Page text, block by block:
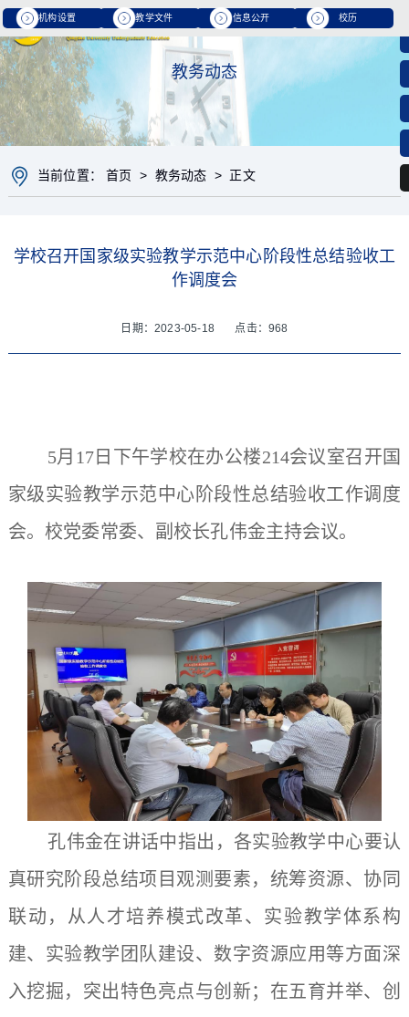
机构设置 教学文件 信息公开 校历
教务动态
当前位置：首页 > 教务动态 > 正文
学校召开国家级实验教学示范中心阶段性总结验收工
作调度会
日期：2023-05-18 点击： 968
5月17日下午学校在办公楼214会议室召开国
家级实验教学示范中心阶段性总结验收工作调度
会。校党委常委、副校长孔伟金主持会议。
孔伟金在讲话中指出，各实验教学中心要认
真研究阶段总结项目观测要素，统筹资源、协同
联动，从人才培养模式改革、实验教学体系构
建、实验教学团队建设、数字资源应用等方面深
入挖掘，突出特色亮点与创新；在五育并举、创